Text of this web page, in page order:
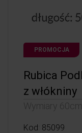
PROMOCJA
Rubica
z włókniny
Wymiary
Kod: 85099